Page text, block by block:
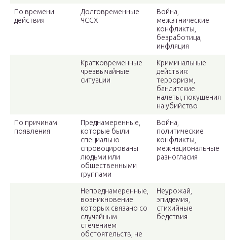
По времени
действия
Долговременные
ЧССХ
Война,
межэтнические
конфликты,
безработица,
инфляция
Кратковременные
чрезвычайные
ситуации
Криминальные
действия:
терроризм,
бандитские
налеты, покушения
на убийство
По причинам
появления
Преднамеренные,
которые были
специально
спровоцированы
людьми или
общественными
группами
Война,
политические
конфликты,
межнациональные
разногласия
Непреднамеренные,
возникновение
которых связано со
случайным
стечением
обстоятельств, не
Неурожай,
эпидемия,
стихийные
бедствия